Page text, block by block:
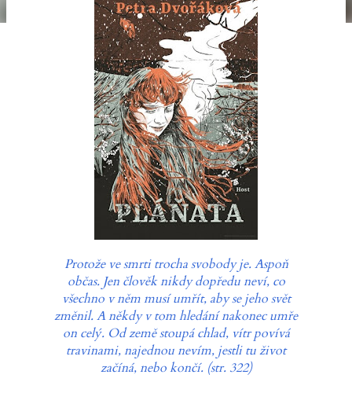
Protože ve smrti trocha svobody je. Aspoň
občas. Jen člověk nikdy dopředu neví, co
všechno v něm musí umřít, aby se jeho svět
změnil. A někdy v tom hledání nakonec umře
on celý. Od země stoupá chlad, vítr povívá
travinami, najednou nevím, jestli tu život
začíná, nebo končí. (str. 322)